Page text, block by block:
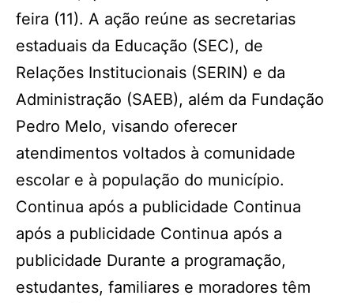
feira (11). A ação reúne as secretarias
estaduais da Educação (SEC), de
Relações Institucionais (SERIN) e da
Administração (SAEB), além da Fundação
Pedro Melo, visando oferecer
atendimentos voltados à comunidade
escolar e à população do município.
Continua após a publicidade Continua
após a publicidade Continua após a
publicidade Durante a programação,
estudantes, familiares e moradores têm